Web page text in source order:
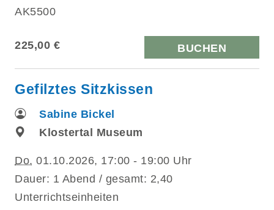
AK5500
225,00 € BUCHEN
Gefilztes Sitzkissen
Sabine Bickel
Klostertal Museum
Do. 01.10.2026, 17:00 - 19:00 Uhr
Dauer: 1 Abend / gesamt: 2,40
Unterrichtseinheiten